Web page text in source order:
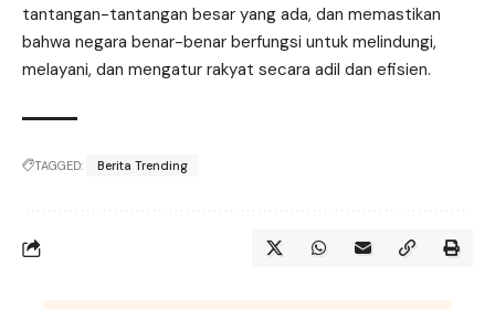
tantangan-tantangan besar yang ada, dan memastikan
bahwa negara benar-benar berfungsi untuk melindungi,
melayani, dan mengatur rakyat secara adil dan efisien.
TAGGED: Berita Trending